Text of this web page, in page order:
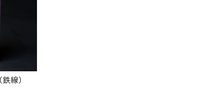
線）